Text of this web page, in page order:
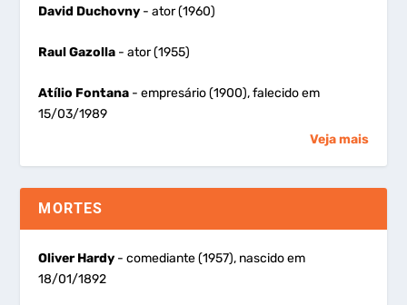
David Duchovny - ator (1960)
Raul Gazolla - ator (1955)
Atílio Fontana - empresário (1900), falecido em
15/03/1989
Veja mais
MORTES
Oliver Hardy - comediante (1957), nascido em
18/01/1892